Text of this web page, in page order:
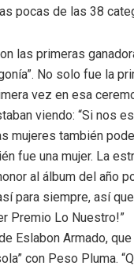
pocas de las 38
las primeras
No solo fue la
vez en esa
viendo: “Si nos
mujeres también
fue una mujer. La
al álbum del año
para siempre, así
Premio Lo Nuestro!”
Eslabon Armado,
con Peso Pluma.